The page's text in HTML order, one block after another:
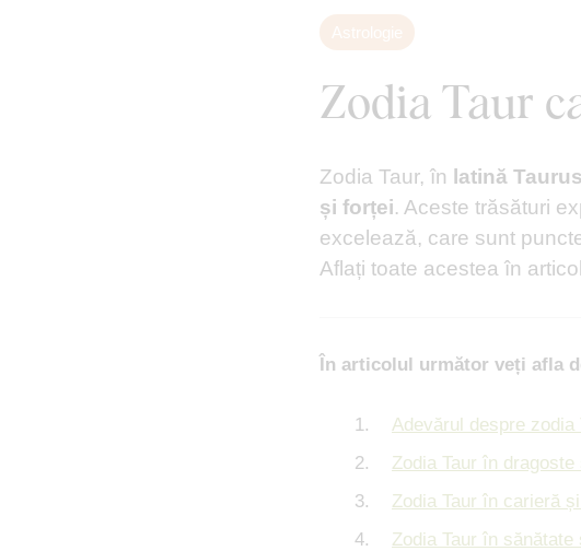
Zodia Taur
Zodia Taur, în latină Taurus
și forței. Aceste trăsături
excelează, care sunt
Aflați toate acestea în
În articolul următor veți afla
Adevărul despre zodia
Zodia Taur în
Zodia Taur în carieră
Zodia Taur în